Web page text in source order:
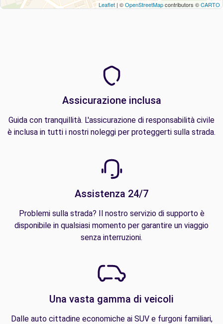
Leaflet | ©OpenStreetMapcontributors ©CARTO
Assicurazione inclusa
Guida con tranquillità. L'assicurazione di responsabilità civile
è inclusa in tutti i nostri noleggi per proteggerti sulla strada.
Assistenza 24/7
Problemi sulla strada? Il nostro servizio di supporto è
disponibile in qualsiasi momento per garantire un viaggio
senza interruzioni.
Una vasta gamma di veicoli
Dalle auto cittadine economiche ai SUV e furgoni familiari,